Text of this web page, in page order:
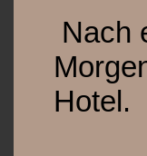
Nach
Hotel.